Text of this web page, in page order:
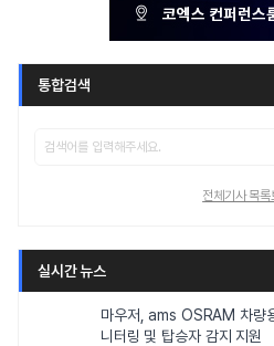
통합검색
전체기사 목록
실시간 뉴스
마우저, ams OSRAM 차량
니터링 및 탑승자 감지 지원